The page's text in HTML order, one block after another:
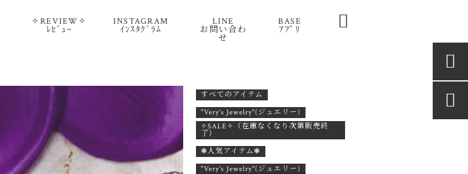
✧REVIEW✧
ﾚﾋﾞｭｰ
INSTAGRAM
ｲﾝｽﾀｸﾞﾗﾑ
LINE
お問い合わ
せ
BASE
ｱﾌﾟﾘ 
すべてのアイテム
"Very's Jewelry"(ジュエリー)
✧SALE✧（在庫なくなり次第販売終
了）
❃人気アイテム❃
"Very's Jewelry"(ジュエリー)

